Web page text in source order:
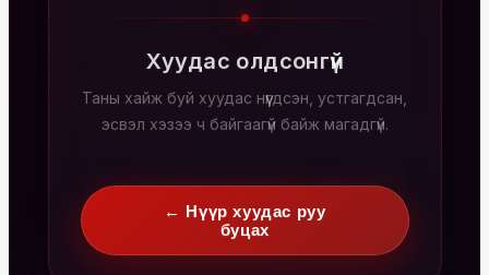
Хуудас олдсонгүй
Таны хайж буй хуудас нүүгдсэн, устгагдсан,
эсвэл хэзээ ч байгаагүй байж магадгүй.
← Нүүр хуудас руу
буцах